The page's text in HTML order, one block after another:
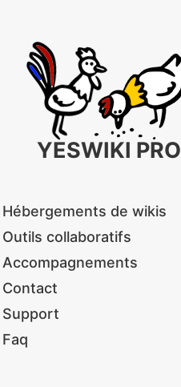
YESWIKI PRO
Hébergements de wikis
Outils collaboratifs
Accompagnements
Contact
Support
Faq